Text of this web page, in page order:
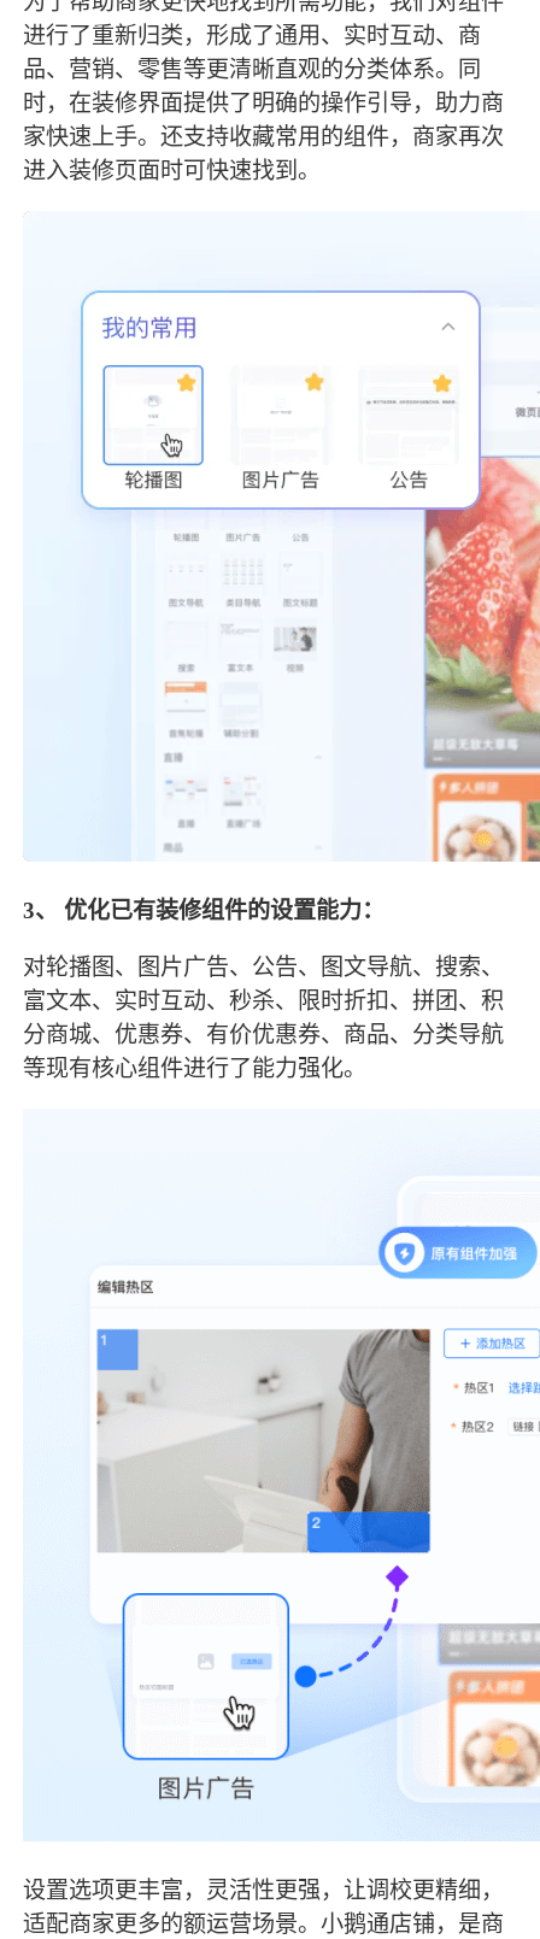
进行了重新归类，形成了通用、实时互动、商
品、营销、零售等更清晰直观的分类体系。同
时，在装修界面提供了明确的操作引导，助力商
家快速上手。还支持收藏常用的组件，商家再次
进入装修页面时可快速找到。
3、 优化已有装修组件的设置能力：
对轮播图、图片广告、公告、图文导航、搜索、
富文本、实时互动、秒杀、限时折扣、拼团、积
分商城、优惠券、有价优惠券、商品、分类导航
等现有核心组件进行了能力强化。
设置选项更丰富，灵活性更强，让调校更精细，
适配商家更多的额运营场景。小鹅通店铺，是商